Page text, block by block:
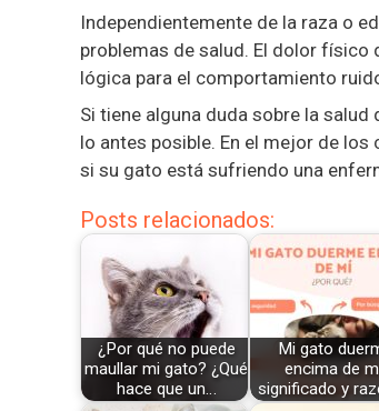
Independientemente de la raza o
problemas de salud. El dolor físico
lógica para el comportamiento
Si tiene alguna duda sobre la
lo antes posible. En el mejor de
si su gato está sufriendo una
Posts relacionados:
¿Por qué no puede
maullar mi gato? ¿Qué
hace que un…
Mi gato
encima de
significado y